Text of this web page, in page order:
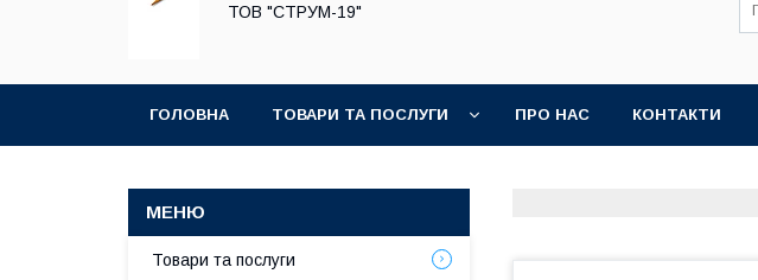
ТОВ "СТРУМ-19"
ГОЛОВНА ТОВАРИ ТА ПОСЛУГИ ПРО НАС КОНТАКТИ
Товари та послуги